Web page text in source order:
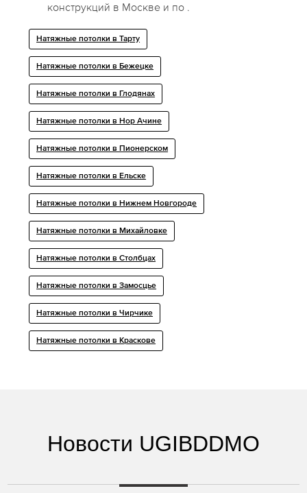
конструкций в Москве и по .
Натяжные потолки в Тарту
Натяжные потолки в Бежецке
Натяжные потолки в Глодянах
Натяжные потолки в Нор Ачине
Натяжные потолки в Пионерском
Натяжные потолки в Ельске
Натяжные потолки в Нижнем Новгороде
Натяжные потолки в Михайловке
Натяжные потолки в Столбцах
Натяжные потолки в Замосцье
Натяжные потолки в Чирчике
Натяжные потолки в Краскове
Новости UGIBDDMO